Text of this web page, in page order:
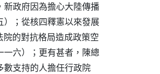
新政府因為擔心大陸傳播
；從核四釋憲以來發展
的對抗格局造成政策空
六）；更有甚者，陳總
數支持的人擔任行政院